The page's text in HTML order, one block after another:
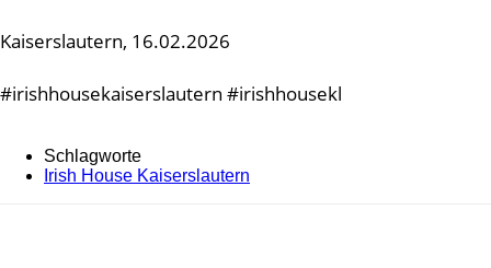
Kaiserslautern, 16.02.2026
#irishhousekaiserslautern #irishhousekl
Schlagworte
Irish House Kaiserslautern